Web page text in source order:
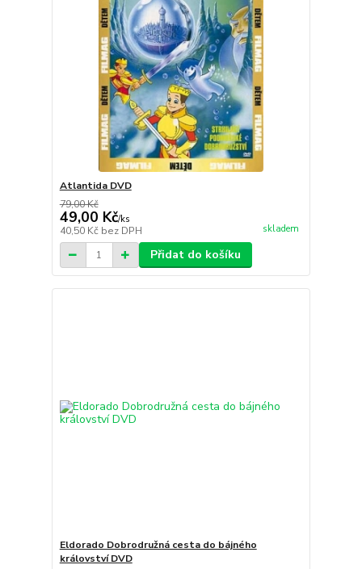
Atlantida DVD
79,00 Kč
49,00 Kč/ks
40,50 Kč bez DPH skladem
Přidat do košíku
Eldorado Dobrodružná cesta do bájného
království DVD